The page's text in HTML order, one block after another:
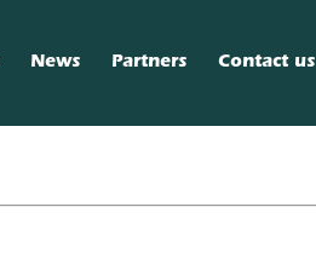
News Partners Contact us